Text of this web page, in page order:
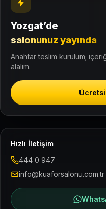
Yozgat’de
salonunuz yayında
Anahtar teslim kurulum;
alalım.
Hızlı İletişim
444 0 947
info@kuaforsalonu.com.tr